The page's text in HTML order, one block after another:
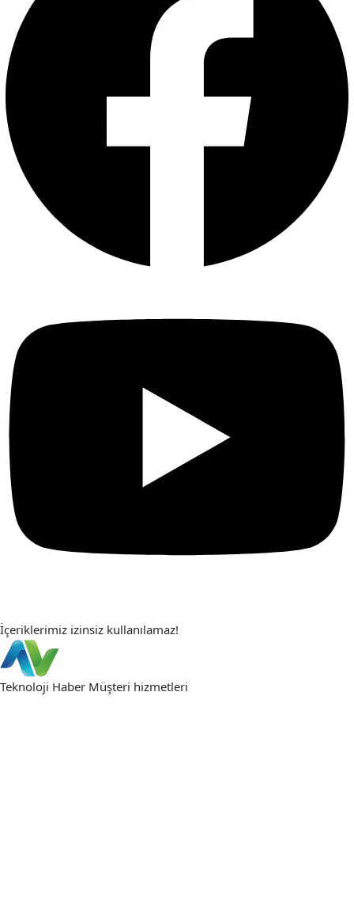
İçeriklerimiz izinsiz kullanılamaz!
Teknoloji Haber Müşteri hizmetleri